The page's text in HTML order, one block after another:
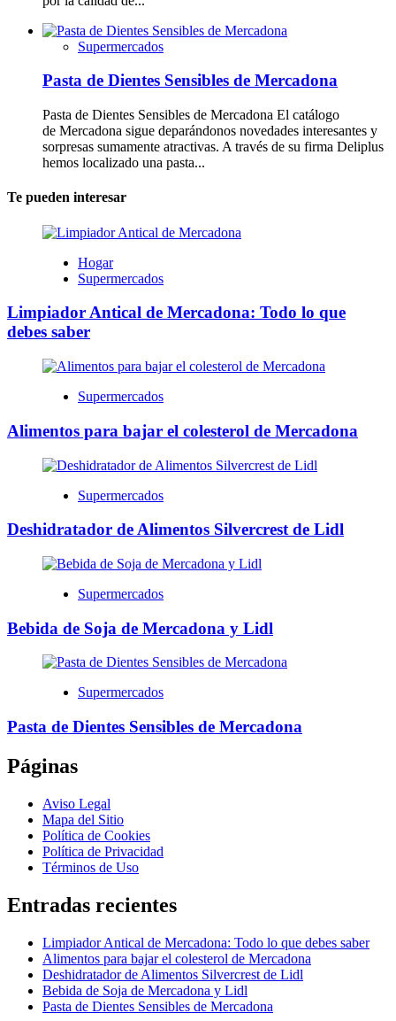
Supermercados
Pasta de Dientes Sensibles de Mercadona
Pasta de Dientes Sensibles de Mercadona El catálogo
de Mercadona sigue deparándonos novedades interesantes y
sorpresas sumamente atractivas. A través de su firma Deliplus
hemos localizado una pasta...
Te pueden interesar
Hogar
Supermercados
Limpiador Antical de Mercadona: Todo lo que
debes saber
Supermercados
Alimentos para bajar el colesterol de Mercadona
Supermercados
Deshidratador de Alimentos Silvercrest de Lidl
Supermercados
Bebida de Soja de Mercadona y Lidl
Supermercados
Pasta de Dientes Sensibles de Mercadona
Páginas
Aviso Legal
Mapa del Sitio
Política de Cookies
Política de Privacidad
Términos de Uso
Entradas recientes
Limpiador Antical de Mercadona: Todo lo que debes saber
Alimentos para bajar el colesterol de Mercadona
Deshidratador de Alimentos Silvercrest de Lidl
Bebida de Soja de Mercadona y Lidl
Pasta de Dientes Sensibles de Mercadona